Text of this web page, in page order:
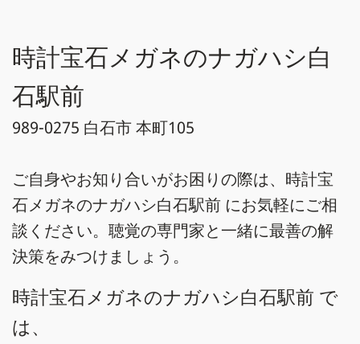
時計宝石メガネのナガハシ白
石駅前
989-0275 白石市 本町105
ご自身やお知り合いがお困りの際は、時計宝
石メガネのナガハシ白石駅前 にお気軽にご相
談ください。聴覚の専門家と一緒に最善の解
決策をみつけましょう。
時計宝石メガネのナガハシ白石駅前 で
は、